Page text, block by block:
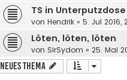
TS in Unterputzdose
von Hendrik » 5. Jul 2016,
Löten, löten, löten
von SirSydom » 25. Mai
Neues Thema